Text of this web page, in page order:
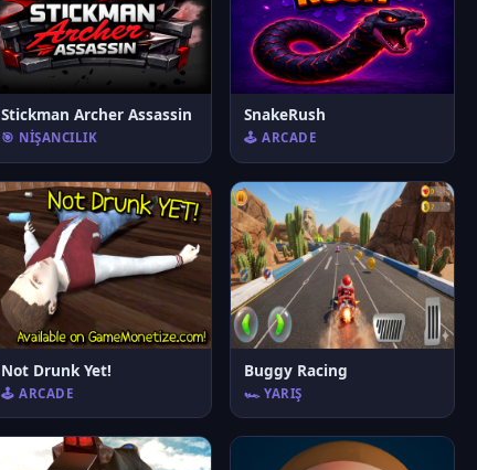
Stickman Archer Assassin
🎯 NIŞANCILIK
SnakeRush
🕹️ ARCADE
Not Drunk Yet!
🕹️ ARCADE
Buggy Racing
🏎️ YARIŞ